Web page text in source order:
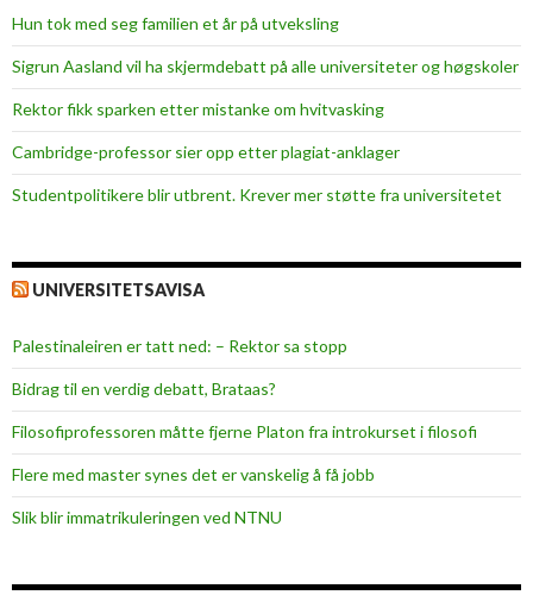
n
e
Hun tok med seg familien et år på utveksling
Sigrun Aasland vil ha skjerm­debatt på alle universiteter og høgskoler
Rektor fikk sparken etter mistanke om hvitvasking
Cambridge-professor sier opp etter plagiat-anklager
Studentpolitikere blir utbrent. Krever mer støtte fra universitetet
UNIVERSITETSAVISA
Palestinaleiren er tatt ned: – Rektor sa stopp
Bidrag til en verdig debatt, Brataas?
Filosofiprofessoren måtte fjerne Platon fra introkurset i filosofi
Flere med master synes det er vanskelig å få jobb
Slik blir immatrikuleringen ved NTNU